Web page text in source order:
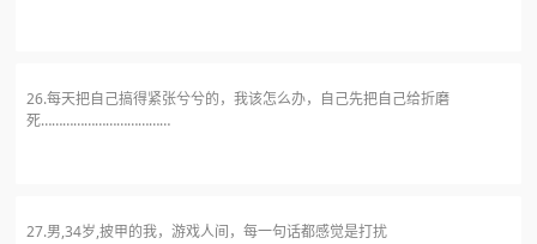
26.每天把自己搞得紧张兮兮的，我该怎么办，自己先把自己给折磨
死………………………………
27.男,34岁,披甲的我，游戏人间，每一句话都感觉是打扰